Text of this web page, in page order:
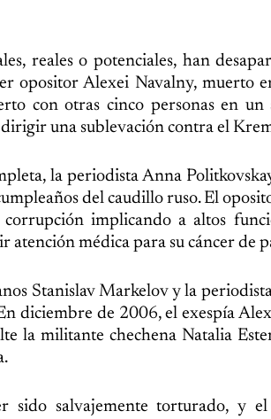
reales o potenciales, han
opositor Alexei Navalny, muerto
con otras cinco personas en un
dirigir una sublevación contra el
la periodista Anna
del caudillo ruso. El
implicando a altos
atención médica para su cáncer de
Stanislav Markelov y la
diciembre de 2006, el exespía
la militante chechena Natalia
sido salvajemente torturado, y